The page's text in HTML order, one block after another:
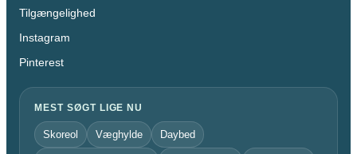
Tilgængelighed
Instagram
Pinterest
MEST SØGT LIGE NU
Skoreol Væghylde Daybed